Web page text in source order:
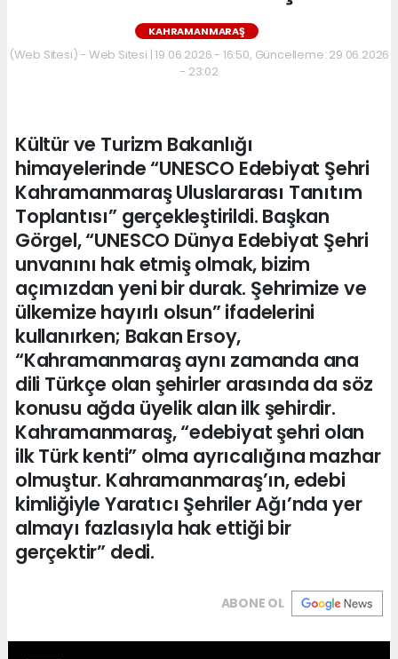
KAHRAMANMARAŞ
(Web Sitesi) - Web Sitesi | 19.06.2026 - 16:50, Güncelleme: 29.06.2026
- 23:02
Kültür ve Turizm Bakanlığı
himayelerinde “UNESCO Edebiyat Şehri
Kahramanmaraş Uluslararası Tanıtım
Toplantısı” gerçekleştirildi. Başkan
Görgel, “UNESCO Dünya Edebiyat Şehri
unvanını hak etmiş olmak, bizim
açımızdan yeni bir durak. Şehrimize ve
ülkemize hayırlı olsun” ifadelerini
kullanırken; Bakan Ersoy,
“Kahramanmaraş aynı zamanda ana
dili Türkçe olan şehirler arasında da söz
konusu ağda üyelik alan ilk şehirdir.
Kahramanmaraş, “edebiyat şehri olan
ilk Türk kenti” olma ayrıcalığına mazhar
olmuştur. Kahramanmaraş’ın, edebi
kimliğiyle Yaratıcı Şehriler Ağı’nda yer
almayı fazlasıyla hak ettiği bir
gerçektir” dedi.
ABONE OL